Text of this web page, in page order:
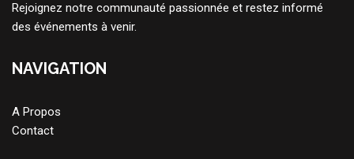
Rejoignez notre communauté passionnée et restez informé
des événements à venir.
NAVIGATION
A Propos
Contact